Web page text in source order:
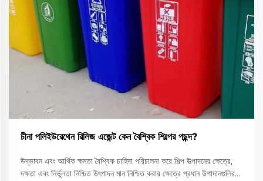
চীনা পলিইউরেথেন রিলিজ এজেন্ট কেন বৈশ্বিক শিল্পের পছন্দ?
উদ্ভাবন এবং আর্থিক ক্ষমতা বৈশ্বিক চাহিদা পরিচালনা করে শিল্প উত্পাদনের ক্ষেত্রে,
দক্ষতা এবং নির্ভুলতা নিশ্চিত উৎপাদন মান নিশ্চিত করার ক্ষেত্রে প্রধান উপাদানগুলির